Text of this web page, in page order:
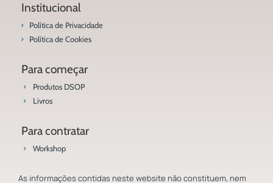
Institucional
Política de Privacidade
Política de Cookies
Para começar
Produtos DSOP
Livros
Para contratar
Workshop
As informações contidas neste website não constituem, nem